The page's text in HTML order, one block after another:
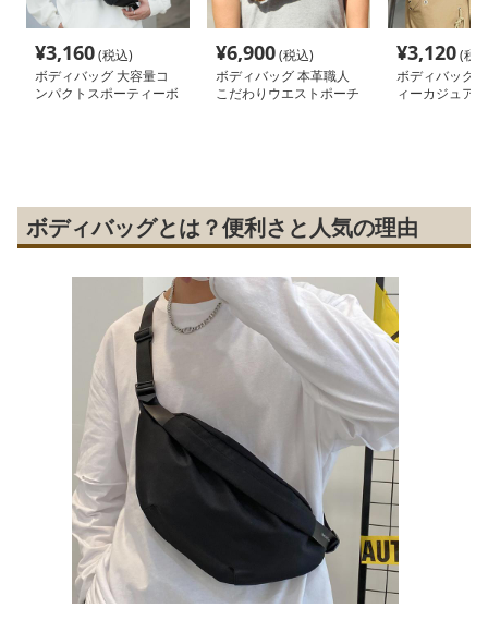
¥3,160(税込)
ボディバッグ 大容量コ
ンパクトスポーティーボ
¥6,900(税込)
ボディバッグ 本革職人
こだわりウエストポーチ
¥3,120(税
ボディバッグ
ィーカジュア
ボディバッグとは？便利さと人気の理由